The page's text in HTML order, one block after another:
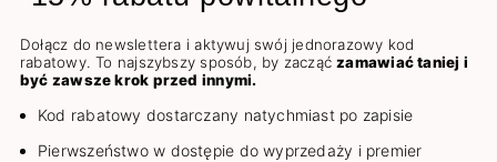
Dołącz do newslettera i aktywuj swój jednorazowy kod
rabatowy. To najszybszy sposób, by zacząćzamawiać taniej i
być zawsze krok przed innymi.
Kod rabatowy dostarczany natychmiast po zapisie
Pierwszeństwo w dostępie do wyprzedaży i premier